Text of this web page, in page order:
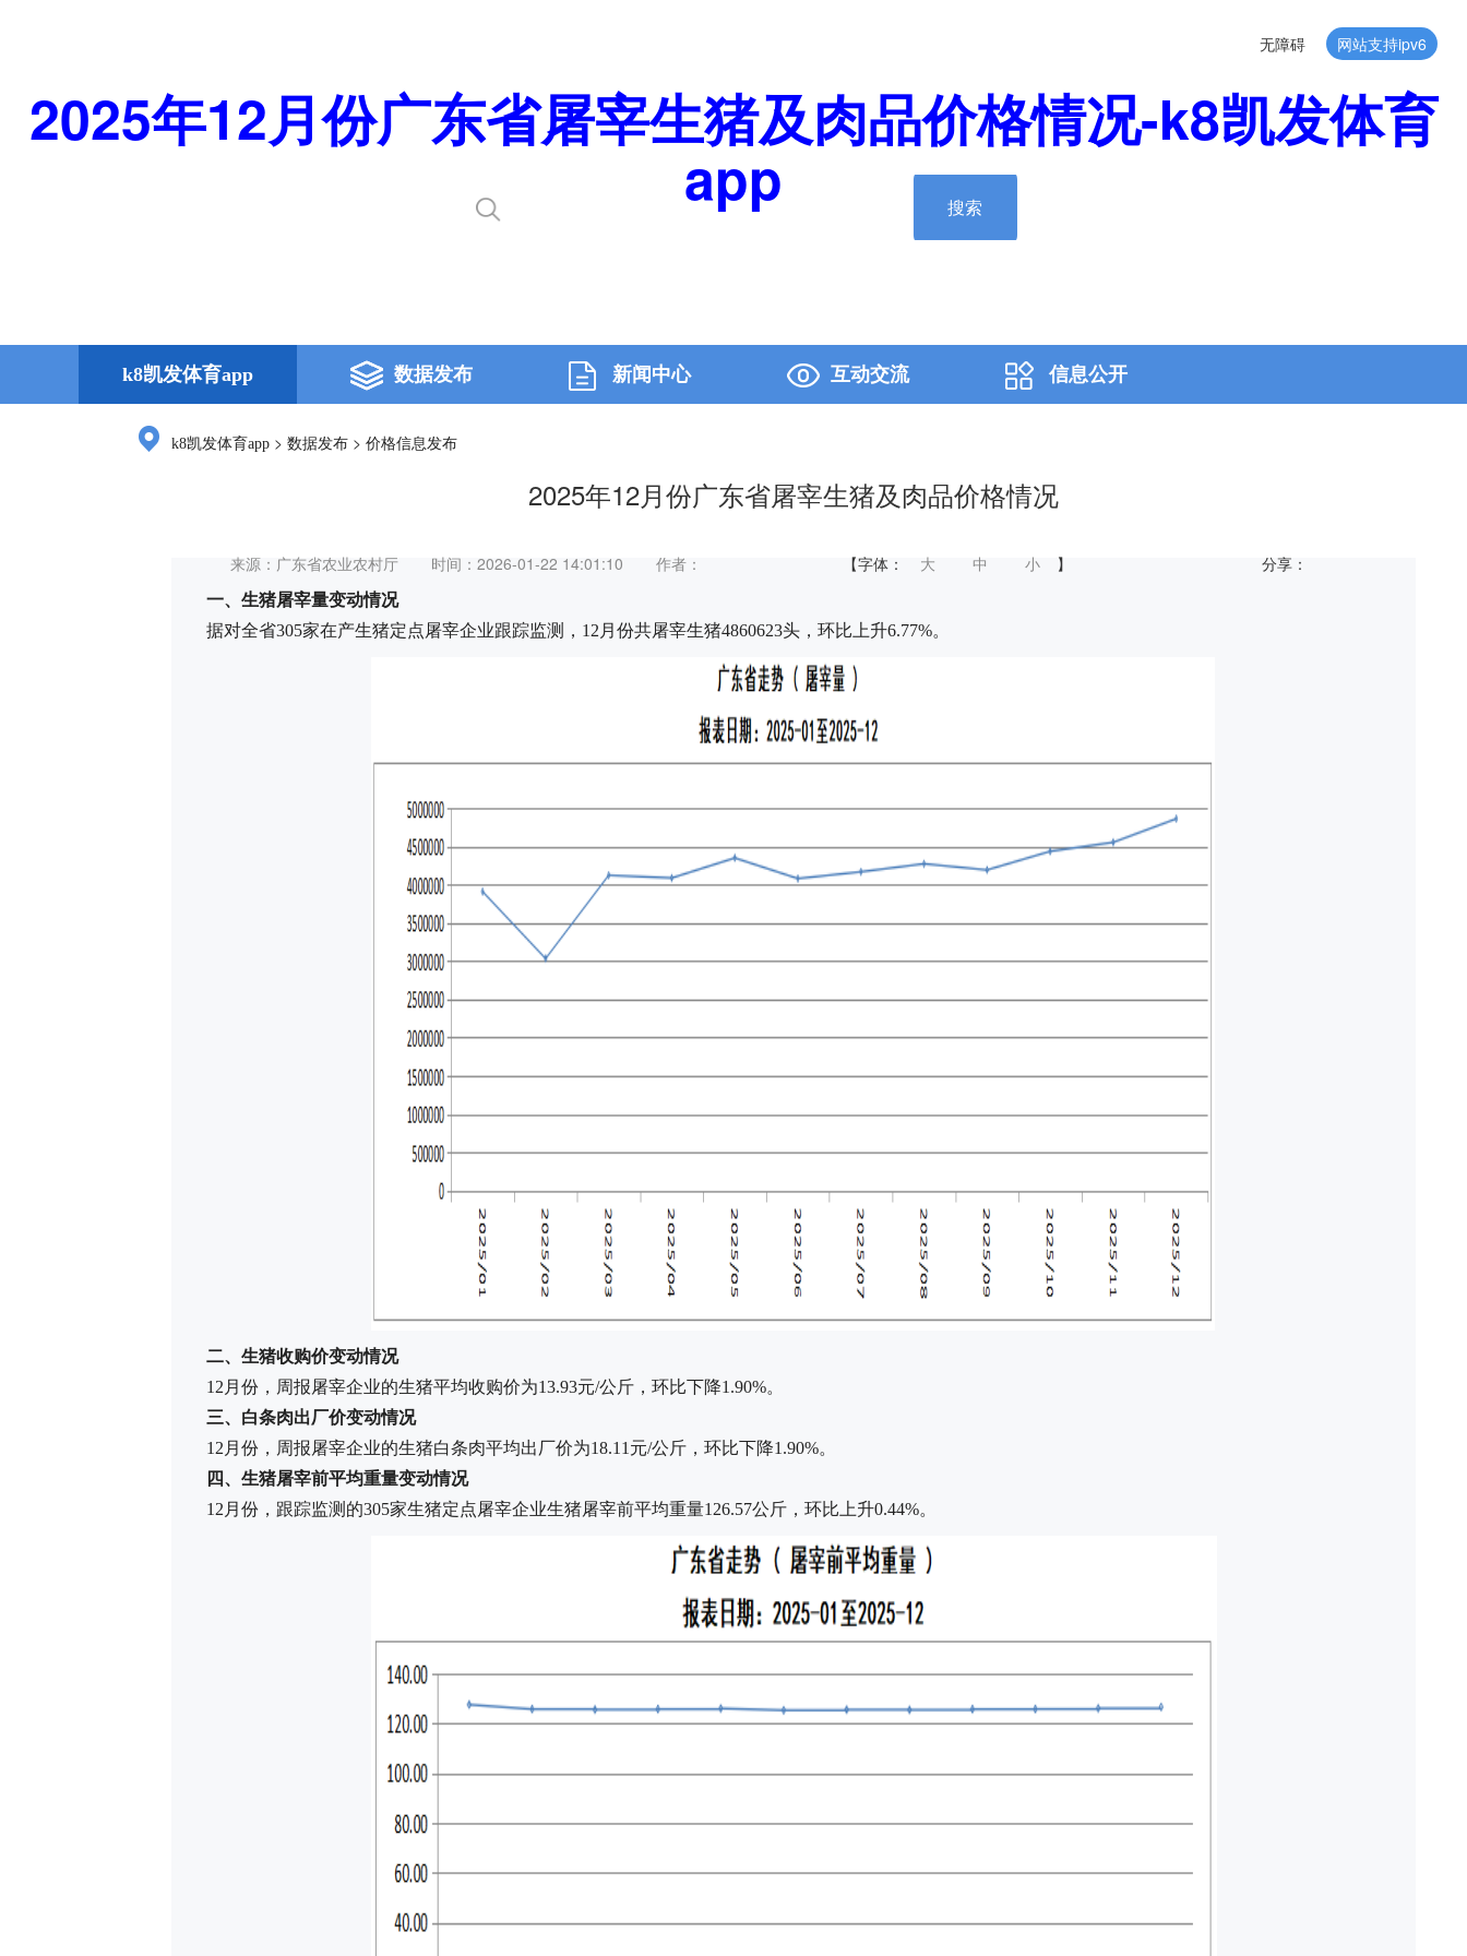
无障碍 网站支持ipv6
2025年12月份广东省屠宰生猪及肉品价格情况-k8凯发体育
app 搜索
k8凯发体育app 数据发布 新闻中心 互动交流 信息公开
k8凯发体育app > 数据发布 > 价格信息发布
2025年12月份广东省屠宰生猪及肉品价格情况
来源：广东省农业农村厅 时间：2026-01-22 14:01:10 作者： 【字体： 大 中 小 】 分享：
一、生猪屠宰量变动情况
据对全省305家在产生猪定点屠宰企业跟踪监测，12月份共屠宰生猪4860623头，环比上升6.77%。
二、生猪收购价变动情况
12月份，周报屠宰企业的生猪平均收购价为13.93元/公斤，环比下降1.90%。
三、白条肉出厂价变动情况
12月份，周报屠宰企业的生猪白条肉平均出厂价为18.11元/公斤，环比下降1.90%。
四、生猪屠宰前平均重量变动情况
12月份，跟踪监测的305家生猪定点屠宰企业生猪屠宰前平均重量126.57公斤，环比上升0.44%。